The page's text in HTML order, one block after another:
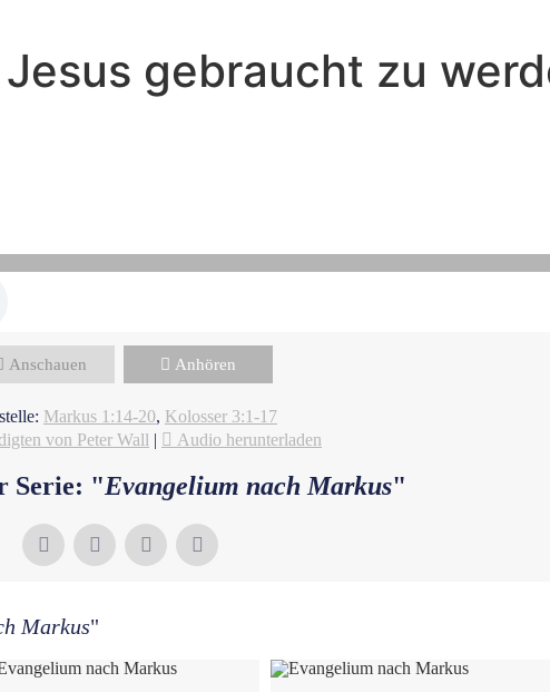
gebraucht zu
Anschauen Anhören
Markus 1:14-20, Kolosser 3:1-17
von Peter Wall | Audio herunterladen
Serie: "Evangelium nach Markus"
Markus"